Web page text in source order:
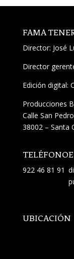
FAMA
Director: José
Director
Edición digital:
Producciones
Calle San
38002 – Santa
TELÉFONO
922 46 81 91
UBICACIÓN